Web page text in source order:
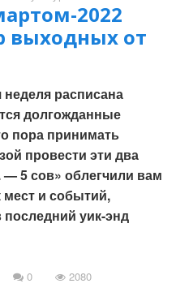
2022
выходных от
расписана
долгожданные
пора принимать
провести эти два
5 сов» облегчили вам
мест и событий,
уик-энд
0 2080